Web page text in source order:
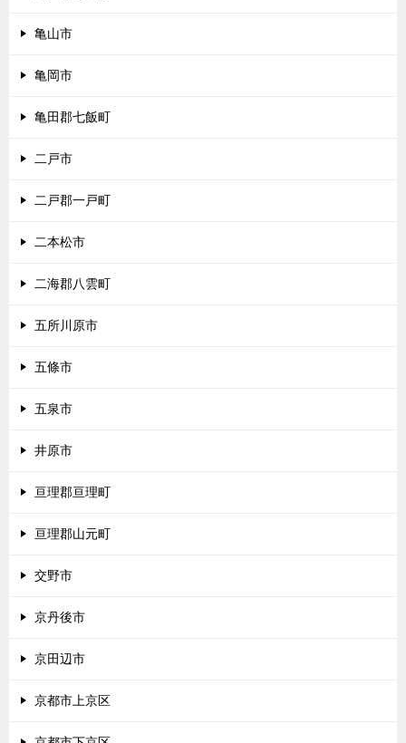
亀山市
亀岡市
亀田郡七飯町
二戸市
二戸郡一戸町
二本松市
二海郡八雲町
五所川原市
五條市
五泉市
井原市
亘理郡亘理町
亘理郡山元町
交野市
京丹後市
京田辺市
京都市上京区